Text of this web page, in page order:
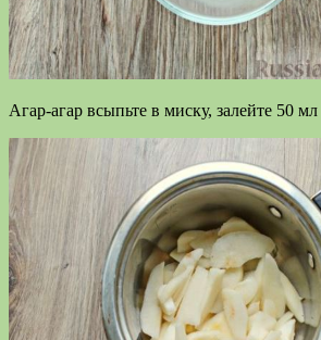
Агар-агар всыпьте в миску, залейте 50